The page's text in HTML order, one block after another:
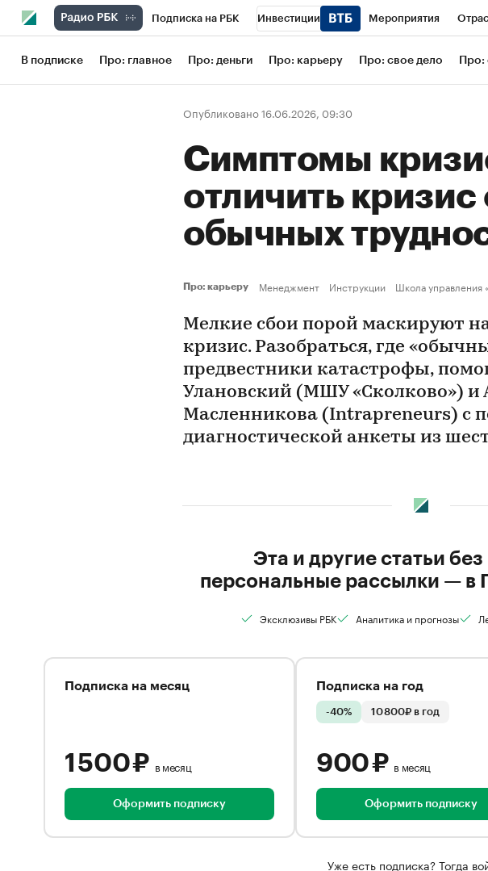
Подписка на РБК Инвестиции Мероприятия
Школа управления РБК РБК Образование
Рынок наличной валюты
В подписке Про: главное Про: деньги Про: карьеру Про: свое дело Про:
Опубликовано 16.06.2026, 09:30
Симптомы
отличить кризис
обычных
Про: карьеру Менеджмент Инструкции Школа управления
Мелкие сбои порой маскируют
кризис. Разобраться, где
предвестники катастрофы,
Улановский (МШУ «Сколково») и
Масленникова (Intrapreneurs) с
диагностической анкеты из
Эта и другие статьи
персональные рассылки — в
Эксклюзивы РБК Аналитика и прогнозы
Подписка на месяц
1 500 ₽ в месяц
Оформить подписку
Подписка на год
-40% 10 800₽ в год
900 ₽ в месяц
Оформить подписку
Уже есть подписка? Тогда